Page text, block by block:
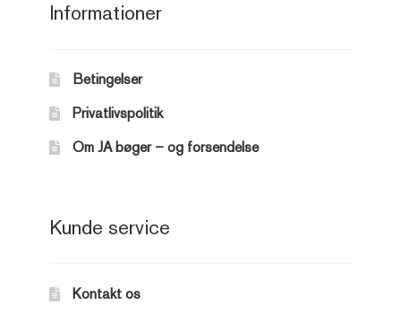
Informationer
Betingelser
Privatlivspolitik
Om JA bøger – og forsendelse
Kunde service
Kontakt os